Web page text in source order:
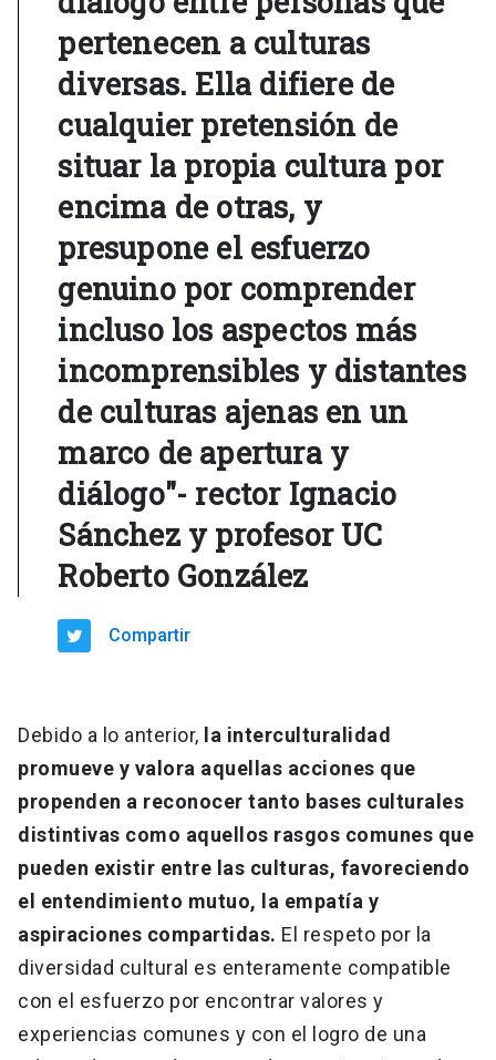
pertenecen a culturas
diversas. Ella difiere de
cualquier pretensión de
situar la propia cultura por
encima de otras, y
presupone el esfuerzo
genuino por comprender
incluso los aspectos más
incomprensibles y distantes
de culturas ajenas en un
marco de apertura y
diálogo"- rector Ignacio
Sánchez y profesor UC
Roberto González
Compartir
Debido a lo anterior, la interculturalidad
promueve y valora aquellas acciones que
propenden a reconocer tanto bases culturales
distintivas como aquellos rasgos comunes que
pueden existir entre las culturas, favoreciendo
el entendimiento mutuo, la empatía y
aspiraciones compartidas. El respeto por la
diversidad cultural es enteramente compatible
con el esfuerzo por encontrar valores y
experiencias comunes y con el logro de una